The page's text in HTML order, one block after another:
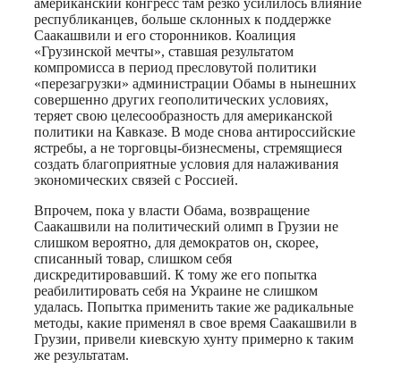
республиканцев, больше склонных к поддержке
Саакашвили и его сторонников. Коалиция
«Грузинской мечты», ставшая результатом
компромисса в период пресловутой политики
«перезагрузки» администрации Обамы в нынешних
совершенно других геополитических условиях,
теряет свою целесообразность для американской
политики на Кавказе. В моде снова антироссийские
ястребы, а не торговцы-бизнесмены, стремящиеся
создать благоприятные условия для налаживания
экономических связей с Россией.
Впрочем, пока у власти Обама, возвращение
Саакашвили на политический олимп в Грузии не
слишком вероятно, для демократов он, скорее,
списанный товар, слишком себя
дискредитировавший. К тому же его попытка
реабилитировать себя на Украине не слишком
удалась. Попытка применить такие же радикальные
методы, какие применял в свое время Саакашвили в
Грузии, привели киевскую хунту примерно к таким
же результатам.